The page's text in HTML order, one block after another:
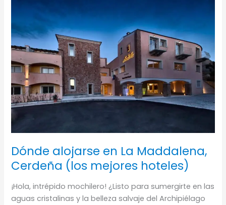
Dónde alojarse en La Maddalena,
Cerdeña (los mejores hoteles)
¡Hola, intrépido mochilero! ¿Listo para sumergirte en las
aguas cristalinas y la belleza salvaje del Archipiélago